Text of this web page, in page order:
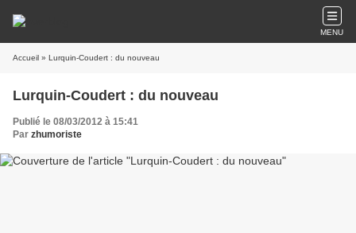
MENU
Accueil » Lurquin-Coudert : du nouveau
Lurquin-Coudert : du nouveau
Publié le 08/03/2012 à 15:41
Par zhumoriste